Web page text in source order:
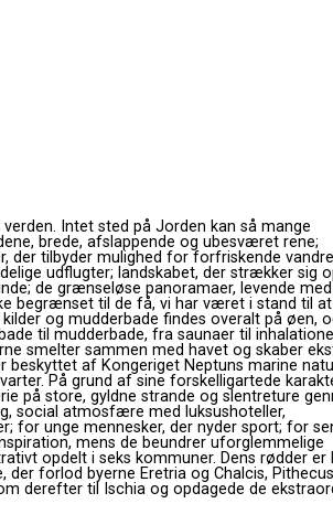
Intet sted på Jorden kan så mange
brede, afslappende og ubesværet rene;
tilbyder mulighed for forfriskende
udflugter; landskabet, der strækker sig
de ​​grænseløse panoramaer, levende
begrænset til de få, vi har været i stand til
og mudderbade findes overalt på øen,
til mudderbade, fra saunaer til
smelter sammen med havet og skaber
beskyttet af Kongeriget Neptuns marine
På grund af sine forskelligartede
på store, gyldne strande og slentreture
social atmosfære med luksushoteller,
for unge mennesker, der nyder sport; for
mens de beundrer uforglemmelige
opdelt i seks kommuner. Dens rødder er
forlod byerne Eretria og Chalcis,
derefter til Ischia og opdagede de